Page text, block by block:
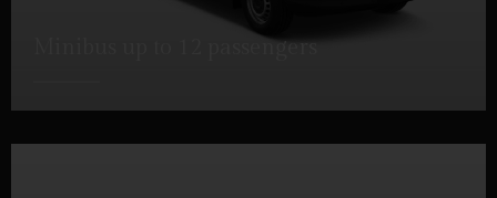
Minibus up to 12 passengers